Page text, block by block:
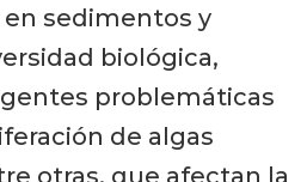
sedimentos y
biológica,
problemáticas
de algas
otras, que afectan la